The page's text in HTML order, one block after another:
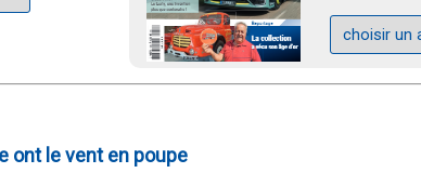
ont le vent en poupe